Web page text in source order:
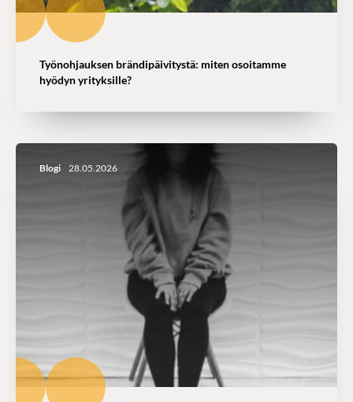
Työnohjauksen brändipäivitystä: miten osoitamme
hyödyn yrityksille?
Blogi 28.05.2026